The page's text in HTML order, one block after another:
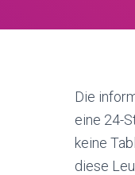
Die
eine 24-
keine
diese